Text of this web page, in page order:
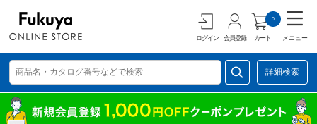
ログイン 会員登録 カート
0
メニュー
詳細検索